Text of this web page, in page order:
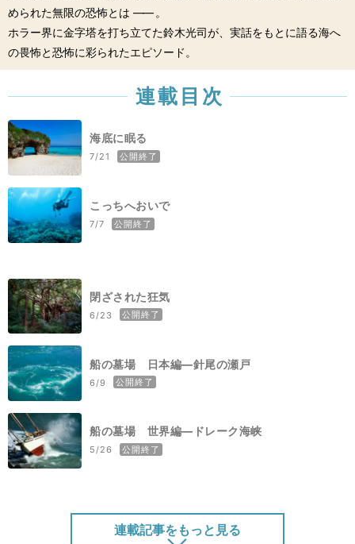
められた無限の恐怖とは ―― 。
ホラー界に金字塔を打ち立てた鈴木光司が、実話をもとに語る海へ
の畏怖と恐怖に彩られたエピソード。
連載目次
海底に眠る
7/21 公開終了
こっちへおいで
7/7 公開終了
閉ざされた狂気
6/23 公開終了
船の墓場 日本編―針尾の瀬戸
6/9 公開終了
船の墓場 世界編―ドレーク海峡
5/26 公開終了
連載記事をもっと見る